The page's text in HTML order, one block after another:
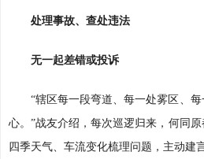
处理事故、查处违法
无一起差错或投诉
“辖区每一段弯道、每一处雾区、
心。”战友介绍，每次巡逻归来，何同
四季天气、车流变化梳理问题，主动建